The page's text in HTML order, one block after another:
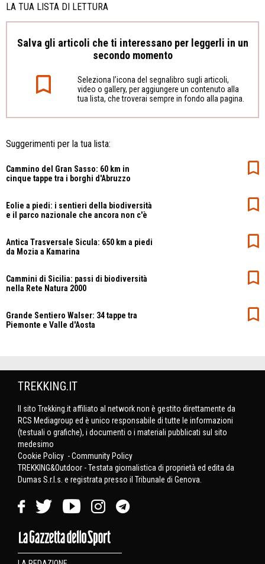
LA TUA LISTA DI LETTURA
Salva gli articoli che ti interessano per leggerli in un
secondo momento
Seleziona l’icona del segnalibro sugli articoli,
video o gallery, per aggiungere un contenuto alla
tua lista, che troverai sempre in fondo alla pagina.
Suggerimenti per la tua lista:
Cammino del Gran Sasso: 60 km in
cinque tappe tra i borghi d'Abruzzo
Eolie a piedi: i sentieri della biodiversità
e il parco nazionale che ancora non c'è
Antica Trasversale Sicula: 650 km a piedi
da Mozia a Kamarina
Cammini di Sicilia: passi di biodiversità
nella Rete Natura 2000
Grande Sentiero Walser: 34 tappe tra
Piemonte e Valle d'Aosta
TREKKING.IT
Il sito Trekking.it affiliato al network non è gestito direttamente da
RCS Mediagroup ed è unico responsabile di tutte le informazioni
(testuali o grafiche), i documenti o i materiali pubblicati sul sito
medesimo
Cookie Policy -Community Policy
TREKKING&Outdoor - Testata giornalistica di proprietà ed edita da
Dumas S.r.l.s. e registrata presso il Tribunale di Genova.